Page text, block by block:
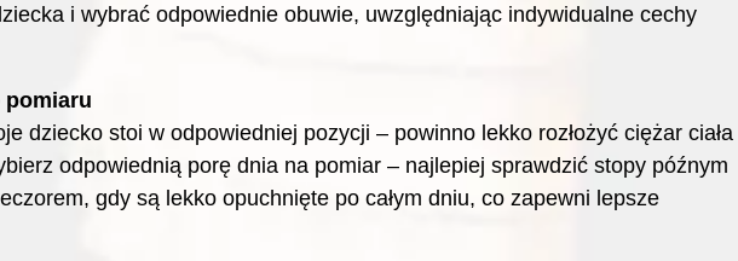
i wybrać odpowiednie obuwie, uwzględniając indywidualne cechy
pomiaru
dziecko stoi w odpowiedniej pozycji – powinno lekko rozłożyć ciężar ciała
odpowiednią porę dnia na pomiar – najlepiej sprawdzić stopy późnym
gdy są lekko opuchnięte po całym dniu, co zapewni lepsze